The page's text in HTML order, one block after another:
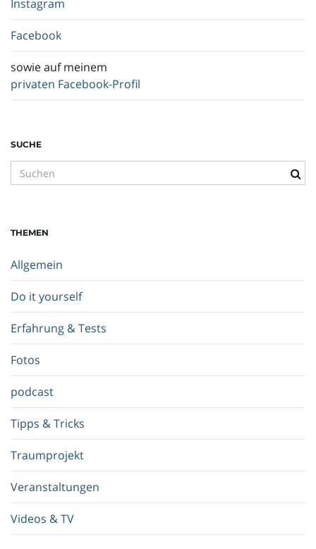
Instagram
Facebook
sowie auf meinem
privaten Facebook-Profil
SUCHE
u
b
g
i
f
.
.
.
THEMEN
Allgemein
Do it yourself
Erfahrung & Tests
Fotos
podcast
Tipps & Tricks
Traumprojekt
Veranstaltungen
Videos & TV